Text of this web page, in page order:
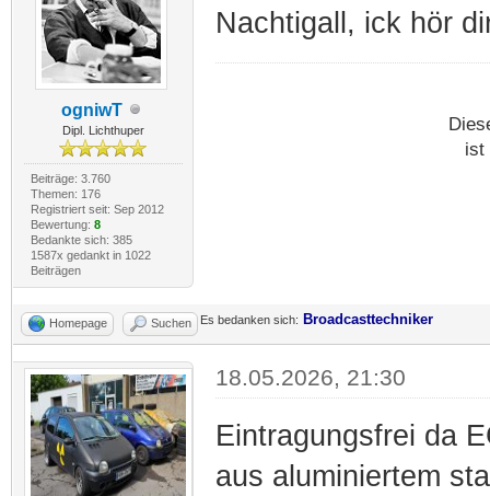
ogniwT
Dipl. Lichthuper
Beiträge: 3.760
Themen: 176
Registriert seit: Sep 2012
Bewertung: 8
Bedankte sich: 385
1587x gedankt in 1022
Beiträgen
Nachtigall, ick hör
ist
Homepage Suchen Es bedanken sich: Broadcasttechniker
18.05.2026, 21:30
Eintragungsfrei da
aus aluminiertem